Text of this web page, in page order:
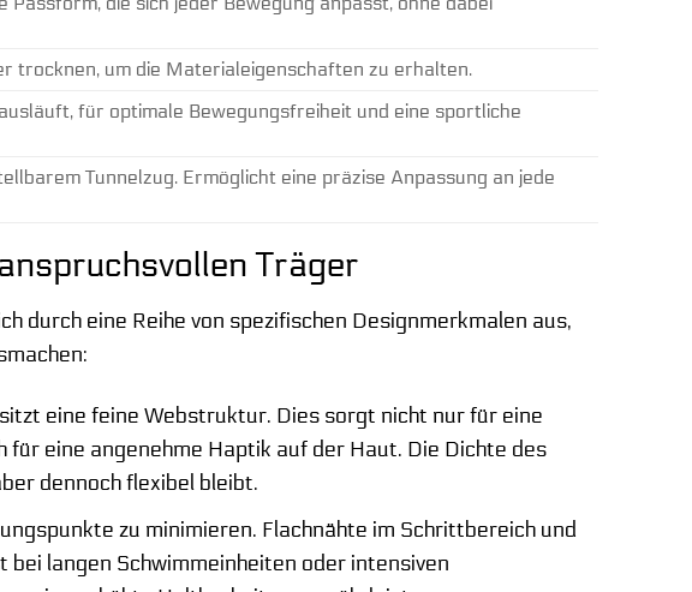
trocknen, um die Materialeigenschaften zu erhalten.
für optimale Bewegungsfreiheit und eine sportliche
Tunnelzug. Ermöglicht eine präzise Anpassung an jede
Träger
durch eine Reihe von spezifischen Designmerkmalen aus,
eine feine Webstruktur. Dies sorgt nicht nur für eine
eine angenehme Haptik auf der Haut. Die Dichte des
dennoch flexibel bleibt.
zu minimieren. Flachnähte im Schrittbereich und
langen Schwimmeinheiten oder intensiven